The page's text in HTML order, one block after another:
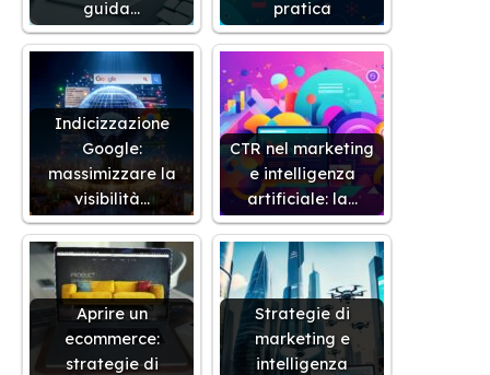
guida…
pratica
Indicizzazione
Google:
massimizzare la
visibilità…
CTR nel marketing
e intelligenza
artificiale: la…
Aprire un
ecommerce:
strategie di
Strategie di
marketing e
intelligenza